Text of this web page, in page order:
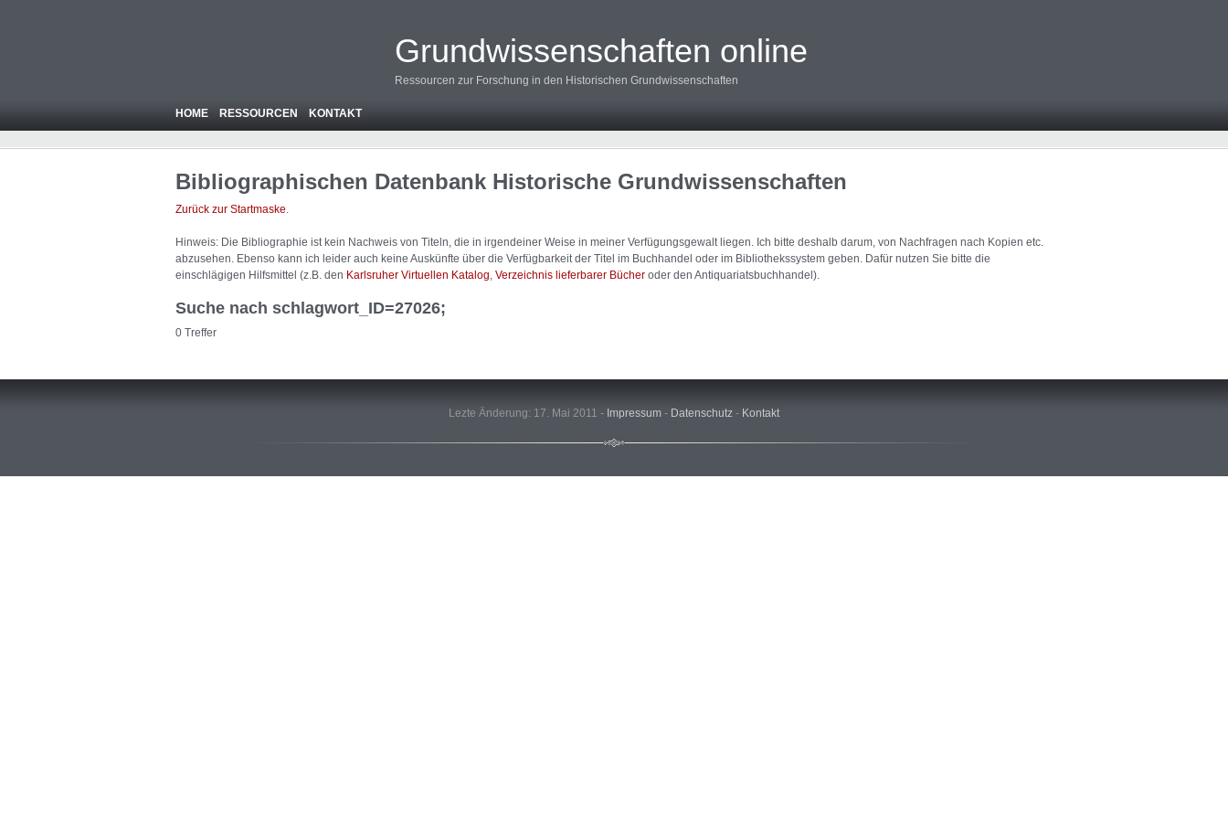
Grundwissenschaften online
Ressourcen zur Forschung in den Historischen Grundwissenschaften
HOME RESSOURCEN KONTAKT
Bibliographischen Datenbank Historische Grundwissenschaften
Zurück zur Startmaske.
Hinweis: Die Bibliographie ist kein Nachweis von Titeln, die in irgendeiner Weise in meiner Verfügungsgewalt liegen. Ich bitte deshalb darum, von Nachfragen nach Kopien etc.
abzusehen. Ebenso kann ich leider auch keine Auskünfte über die Verfügbarkeit der Titel im Buchhandel oder im Bibliothekssystem geben. Dafür nutzen Sie bitte die
einschlägigen Hilfsmittel (z.B. den Karlsruher Virtuellen Katalog Verzeichnis lieferbarer Bücher oder den Antiquariatsbuchhandel).
Suche nach schlagwort_ID=27026;
0 Treffer
Lezte Änderung: 17. Mai 2011 - Impressum - Datenschutz - Kontakt